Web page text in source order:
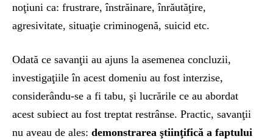
noţiuni ca: frustrare, înstrăinare, înrăutăţire,
agresivitate, situaţie criminogenă, suicid etc.
Odată ce savanţii au ajuns la asemenea concluzii,
investigaţiile în acest domeniu au fost interzise,
considerându-se a fi tabu, şi lucrările ce au abordat
acest subiect au fost treptat restrânse. Practic, savanţii
nu aveau de ales: demonstrarea ştiinţifică a faptului